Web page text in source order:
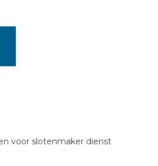
voor slotenmaker dienst